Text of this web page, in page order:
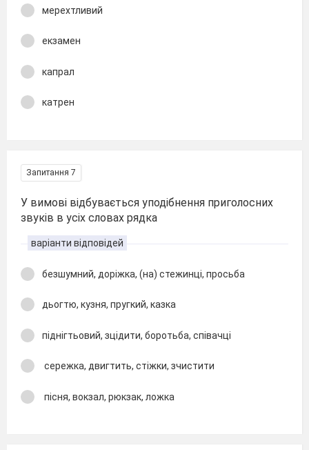
мерехтливий
екзамен
капрал
катрен
Запитання 7
У вимові відбувається уподібнення приголосних
звуків в усіх словах рядка
варіанти відповідей
безшумний, доріжка, (на) стежинці, просьба
дьогтю, кузня, пругкий, казка
піднігтьовий, зцідити, боротьба, співачці
сережка, двигтить, стіжки, зчистити
пісня, вокзал, рюкзак, ложка